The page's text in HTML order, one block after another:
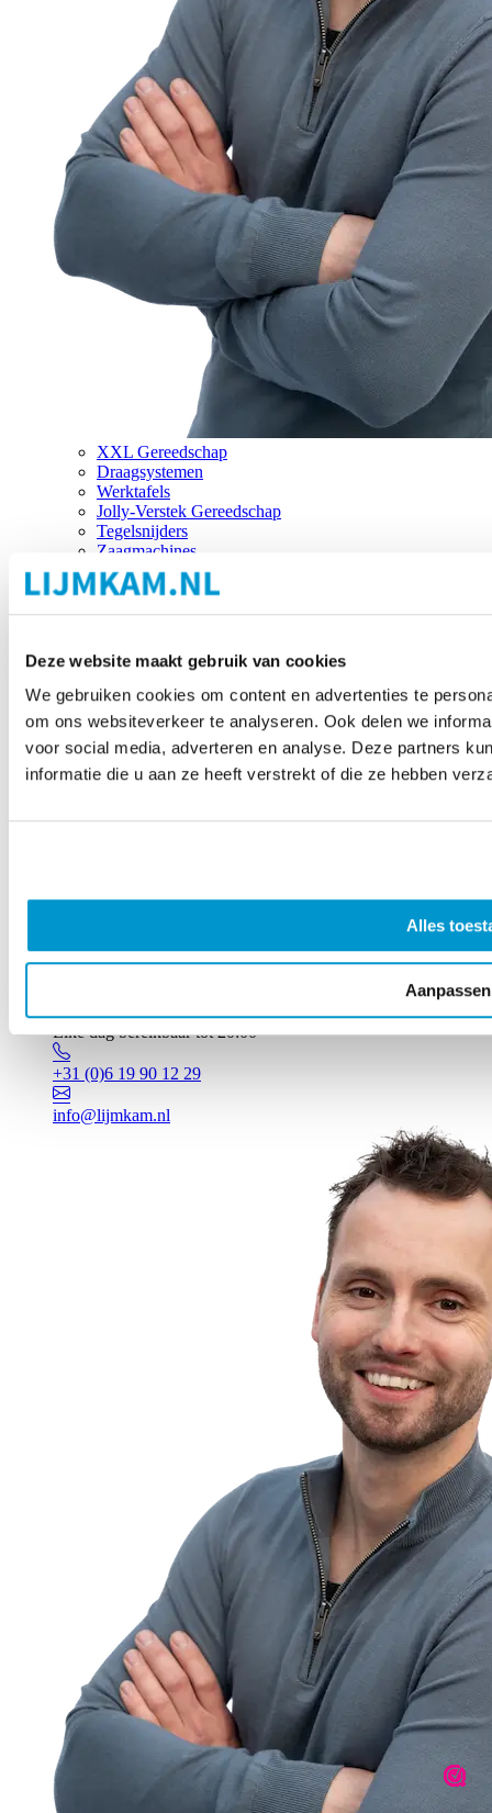
Deze website maakt gebruik van cookies
We gebruiken cookies om content en advertenties te
om ons websiteverkeer te analyseren. Ook delen we
voor social media, adverteren en analyse. Deze partners
informatie die u aan ze heeft verstrekt of die ze hebben
Alles
Aanpassen
XXL Gereedschap
Draagsystemen
Werktafels
Jolly-Verstek Gereedschap
Tegelsnijders
Zaagmachines
Merken
Elke dag bereikbaar tot 20:00
+31 (0)6 19 90 12 29
info@lijmkam.nl